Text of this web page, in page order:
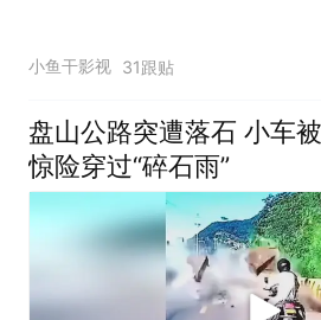
小鱼干影视 31跟贴
盘山公路突遭落石 小车
惊险穿过“碎石雨”